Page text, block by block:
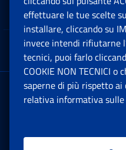
Note Legali
App mobile
Sede Legale :
00144 Roma
effettuare le tue scelte
installare, cliccando su
invece intendi rifiutarne
tecnici, puoi farlo
COOKIE NON TECNICI
saperne di più rispetto ai
relativa informativa sulle